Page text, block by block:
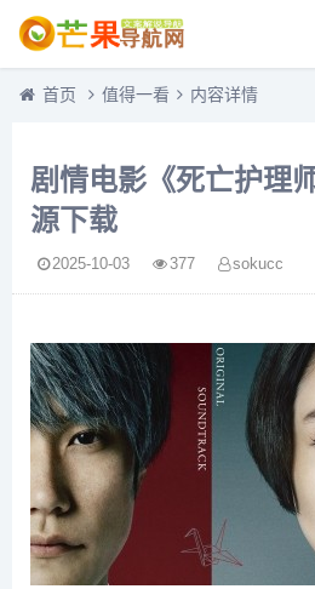
首页 值得一看 内容详情
剧情电影《死亡护理
源下载
2025-10-03 377 sokucc